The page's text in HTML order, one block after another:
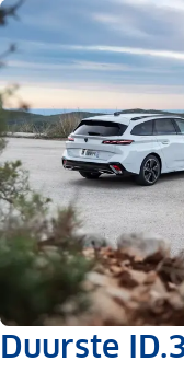
Duurste